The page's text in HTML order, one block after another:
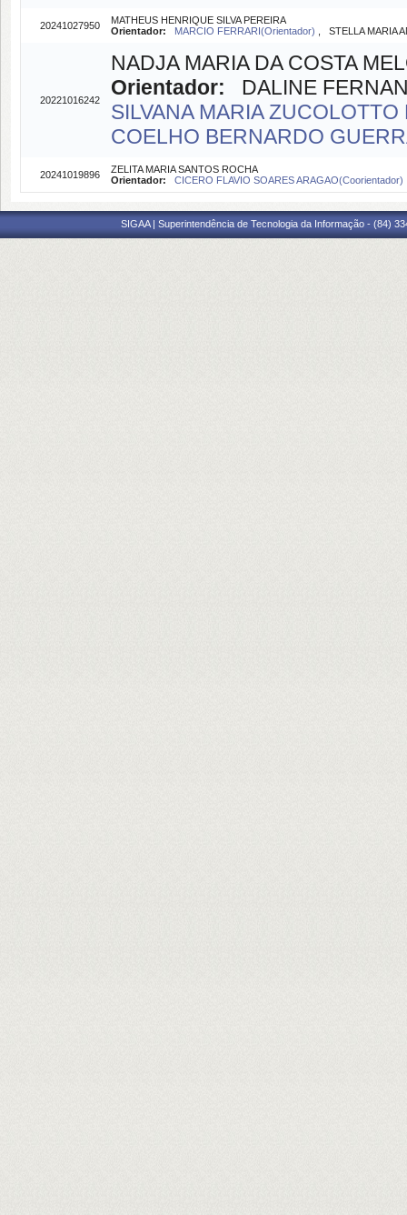
20241027950
MATHEUS HENRIQUE SILVA PEREIRA
Orientador:
MARCIO FERRARI(Orientador) , STELLA MARIA
20221016242
NADJA MARIA DA COSTA
Orientador: DALINE
SILVANA MARIA
COELHO BERNARDO
20241019896
ZELITA MARIA SANTOS ROCHA
Orientador:
CICERO FLAVIO SOARES ARAGAO(Coorientador)
SIGAA | Superintendência de Tecnologia da Informação - (84)